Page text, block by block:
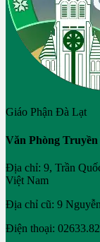
Giáo Phận Đà Lạt
Văn Phòng
Địa chỉ: 9, Trần
Việt Nam
Địa chỉ cũ: 9
Điện thoại: